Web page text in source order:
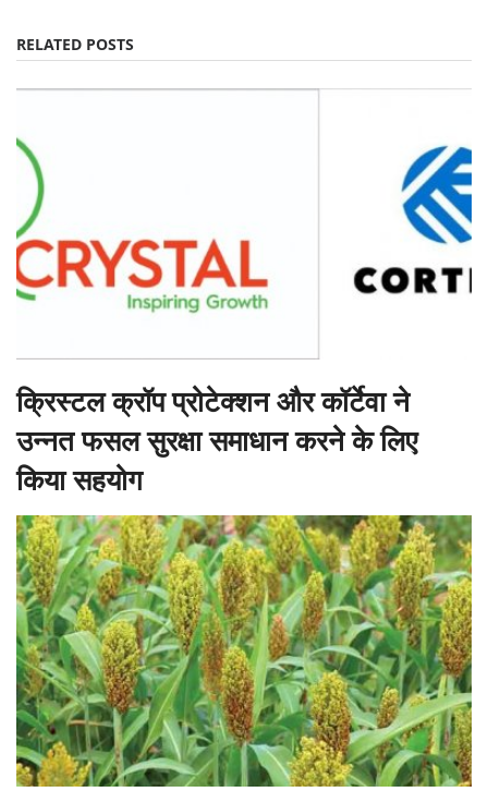
RELATED POSTS
क्रिस्टल क्रॉप प्रोटेक्शन और कॉर्टेवा ने
उन्नत फसल सुरक्षा समाधान करने के लिए
किया सहयोग